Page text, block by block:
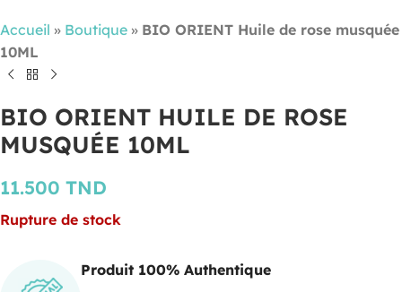
Accueil » Boutique » BIO ORIENT Huile de rose musquée
10ML
BIO ORIENT HUILE DE ROSE
MUSQUÉE 10ML
11.500 TND
Rupture de stock
Produit 100% Authentique